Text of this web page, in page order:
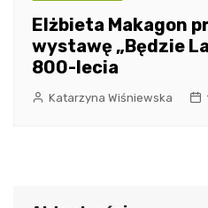
Elżbieta Makagon
wystawę „Będzie
800-lecia
Katarzyna Wiśniewska